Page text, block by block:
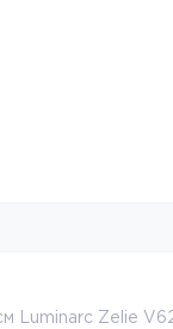
Luminarc Zelie